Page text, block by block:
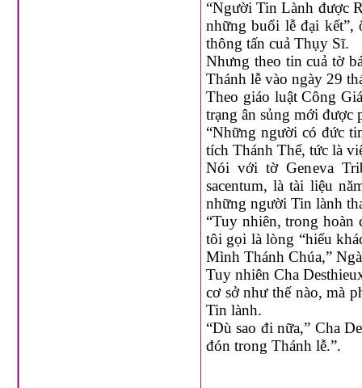
“Người Tin Lành được
những buổi lễ đại
thông tấn cuả Thụy Sĩ.
Nhưng theo tin cuả tờ
Thánh lễ vào ngày 29
Theo giáo luật Công
trạng ân sủng mới được
“Những người có đức
tích Thánh Thể, tức là
Nói với tờ Geneva
sacentum, là tài liệu
những người Tin lành
“Tuy nhiên, trong hoàn
tôi gọi là lòng “hiếu
Mình Thánh Chúa,”
Tuy nhiên Cha
cơ sở như thế nào, mà
Tin lành.
“Dù sao đi nữa,” Cha
đón trong Thánh lễ.”.